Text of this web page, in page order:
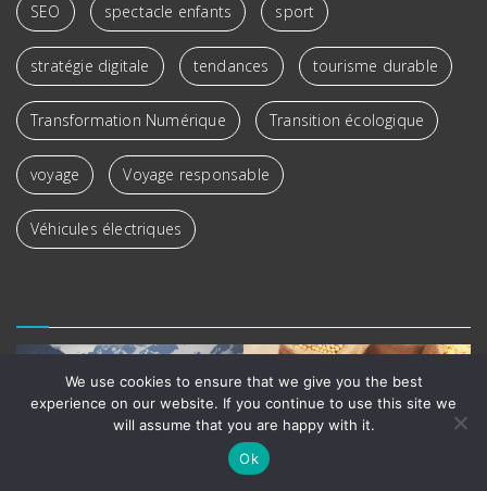
SEO spectacle enfants sport
stratégie digitale tendances tourisme durable
Transformation Numérique Transition écologique
voyage Voyage responsable
Véhicules électriques
We use cookies to ensure that we give you the best
experience on our website. If you continue to use this site we
will assume that you are happy with it.
Ok